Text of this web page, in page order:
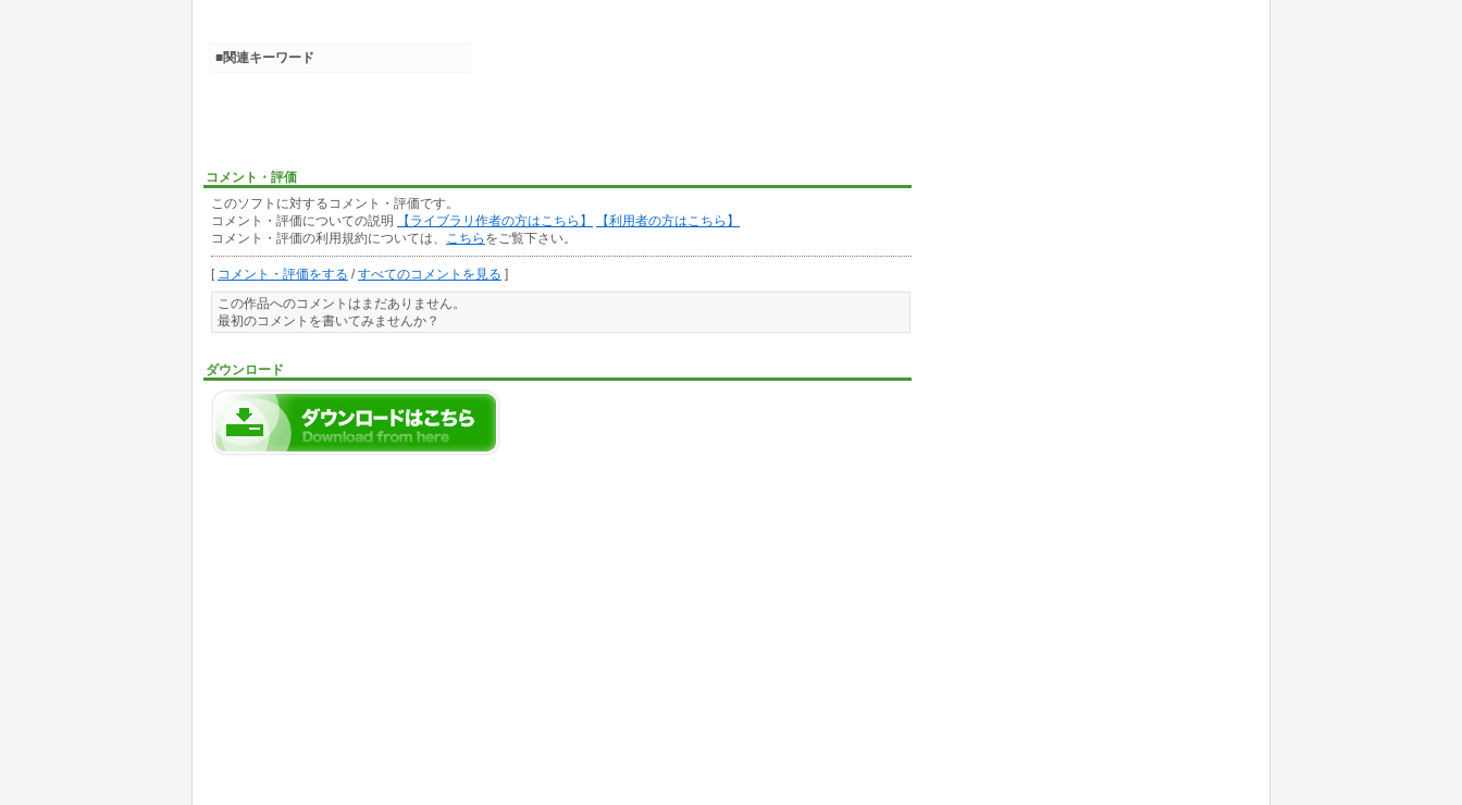
コメント・評価
このソフトに対するコメント・評価です。
コメント・評価についての説明
【ライブラリ作者の方はこちら】
【利用者の方はこちら】
コメント・評価の利用規約については、
こちら をご覧下さい。
[ コメント・評価をする /すべてのコメントを見る ]
この作品へのコメントはまだありません。
最初のコメントを書いてみませんか？
ダウンロード
■関連キーワード